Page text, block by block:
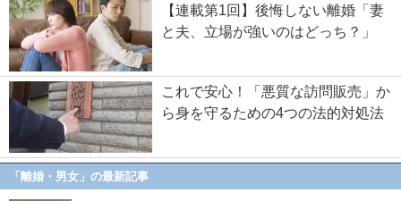
【連載第1回】後悔しない離婚「妻
と夫、立場が強いのはどっち？」
これで安心！「悪質な訪問販売」か
ら身を守るための4つの法的対処法
「離婚・男女」の最新記事